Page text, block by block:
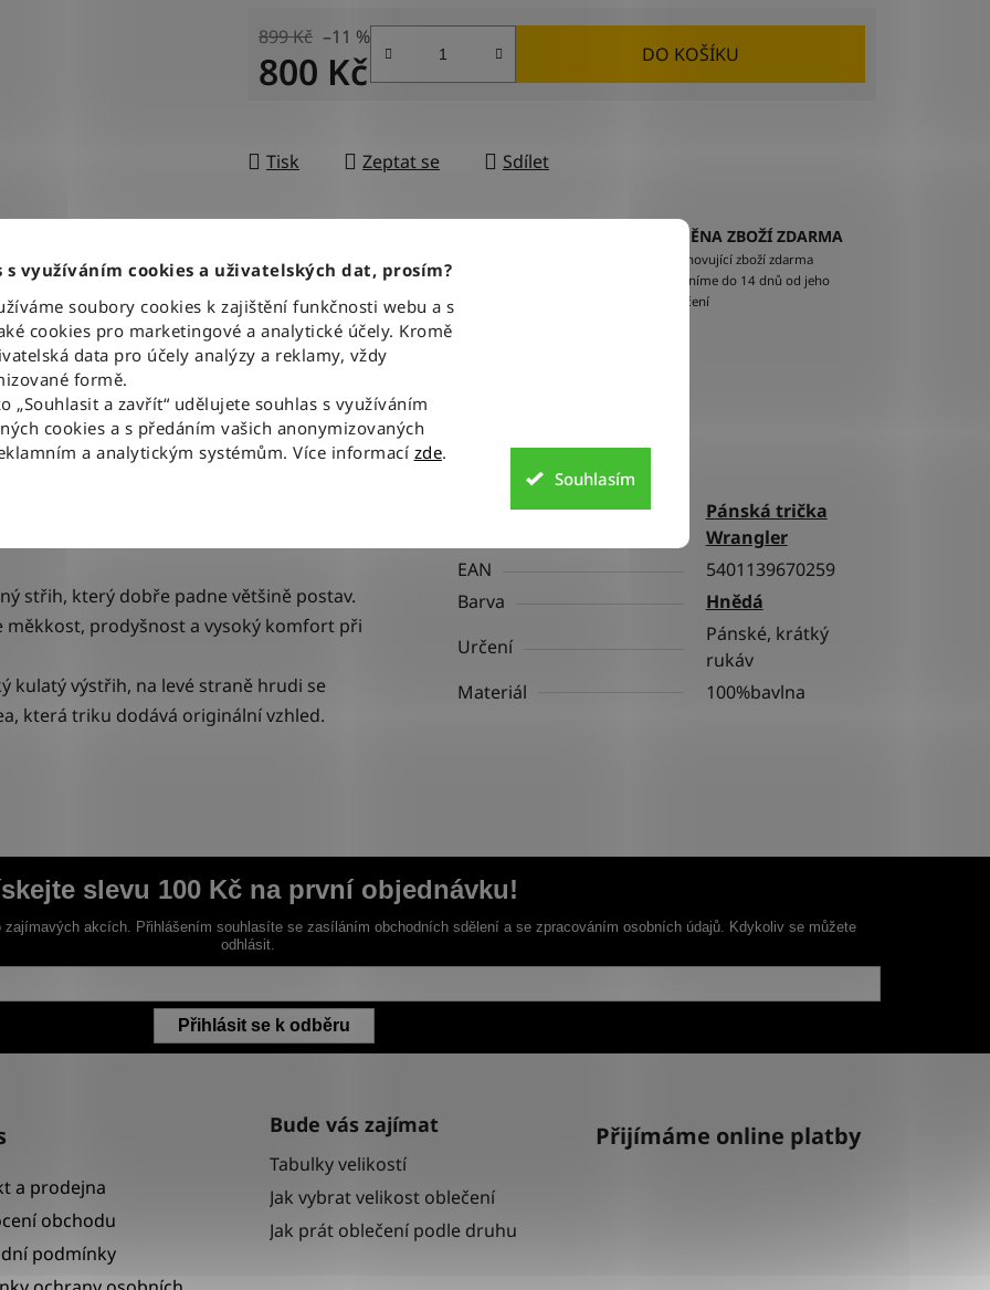
s využíváním cookies a uživatelských dat, prosím?
soubory cookies k zajištění funkčnosti webu a s
cookies pro marketingové a analytické účely. Kromě
data pro účely analýzy a reklamy, vždy
formě.
„Souhlasit a zavřít“ udělujete souhlas s využíváním
cookies a s předáním vašich anonymizovaných
a analytickým systémům. Více informací zde.
Souhlasím
899 Kč –11 %
800 Kč DO KOŠÍKU
Tisk Zeptat se Sdílet
Objednávky odesíláme každý
Veškeré vystavené zboží leží na
VÝMĚNA ZBOŽÍ ZDARMA
Nevyhovující zboží zdarma
vyměníme do 14 dnů od jeho
doručení
- stylové bavlněné triko, které se vyznačuje
kořeny značky.
střih, který dobře padne většině postav.
měkkost, prodyšnost a vysoký komfort při
kulatý výstřih, na levé straně hrudi se
která triku dodává originální vzhled.
Pánská trička
Wrangler
EAN
5401139670259
Barva
Hnědá
Určení
Pánské, krátký
rukáv
Materiál
100%bavlna
slevu 100 Kč na první objednávku!
akcích. Přihlášením souhlasíte se zasíláním obchodních sdělení a se zpracováním osobních údajů. Kdykoliv se můžete
odhlásit.
Přihlásit se k odběru
a prodejna
obchodu
podmínky
Bude vás zajímat
Tabulky velikostí
Jak vybrat velikost oblečení
Jak prát oblečení podle druhu
Přijímáme online platby